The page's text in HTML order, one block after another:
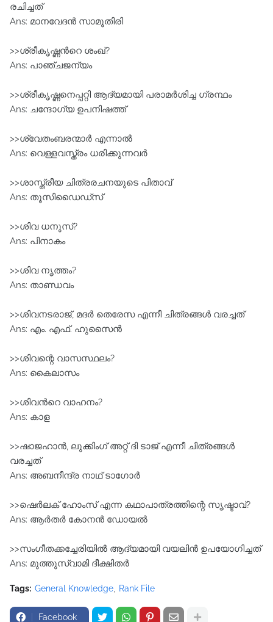
രചിച്ചത്
Ans: മാനവേദന്‍ സാമൂതിരി
>>ശ്രീകൃഷ്ണന്‍റെ ശംഖ്?
Ans: പാഞ്ചജന്യം
>>ശ്രീകൃഷ്ണനെപ്പറ്റി ആദ്യമായി പരാമര്‍ശിച്ച ഗ്രന്ഥം
Ans: ചന്ദോഗ്യ ഉപനിഷത്ത്
>>ശ്വേതംബരന്മാര്‍ എന്നാല്‍
Ans: വെള്ളവസ്ത്രം ധരിക്കുന്നവര്‍
>>ശാസ്ത്രീയ ചിത്രരചനയുടെ പിതാവ്
Ans: തൂസിഡൈഡ്‌സ്
>>ശിവ ധനുസ്?
Ans: പിനാകം
>>ശിവ നൃത്തം?
Ans: താണ്ഡവം
>>ശിവനടരാജ്, മദര്‍ തെരേസ എന്നീ ചിത്രങ്ങള്‍ വരച്ചത്
Ans: എം. എഫ്. ഹുസൈന്‍
>>ശിവന്റെ വാസസ്ഥലം?
Ans: കൈലാസം
>>ശിവന്‍റെ വാഹനം?
Ans: കാള
>>ഷാജഹാന്‍, ലുക്കിംഗ് അറ്റ് ദി ടാജ് എന്നീ ചിത്രങ്ങള്‍
വരച്ചത്
Ans: അബനീന്ദ്ര നാഥ് ടാഗോര്‍
>>ഷെർലക് ഹോംസ് എന്ന കഥാപാത്രത്തിന്റെ സൃഷ്ടാവ്?
Ans: ആർതർ കോനൻ ഡോയൽ
>>സംഗീതക്കച്ചേരിയില്‍ ആദ്യമായി വയലിന്‍ ഉപയോഗിച്ചത്
Ans: മുത്തുസ്വാമി ദീക്ഷിതര്‍
Tags: General Knowledge Rank File
Facebook